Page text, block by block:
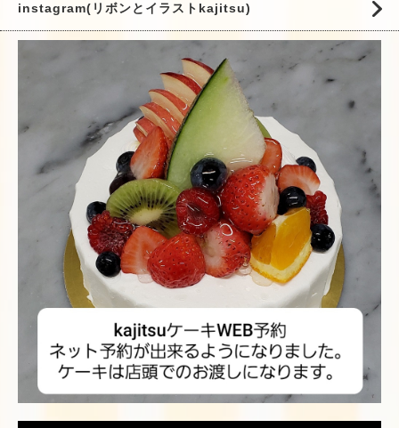
instagram(リボンとイラストkajitsu)